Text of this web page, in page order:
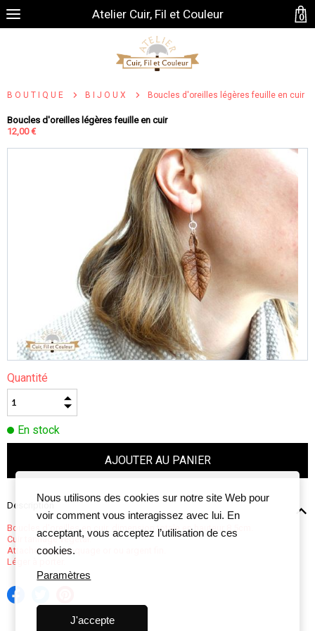
Atelier Cuir, Fil et Couleur
BOUTIQUE BIJOUX Boucles d'oreilles légères feuille en cuir
Boucles d'oreilles légères feuille en cuir
12,00 €
Quantité
En stock
Description
Boucles d'oreilles en cuir, dimension totale en hauteur 8,5cm.
Cuir tannage végétal.
Attache avec plaquage or ou argent fin.
Léger à porter.
Nous utilisons des cookies sur notre site Web pour
voir comment vous interagissez avec lui. En
acceptant, vous acceptez l’utilisation de ces
cookies.
Paramètres
J'accepte
0